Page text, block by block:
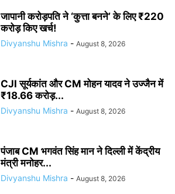
जापानी करोड़पति ने ‘कुत्ता बनने’ के लिए ₹220
करोड़ किए खर्च!
Divyanshu Mishra - August 8, 2026
CJI सूर्यकांत और CM मोहन यादव ने उज्जैन में
₹18.66 करोड़...
Divyanshu Mishra - August 8, 2026
पंजाब CM भगवंत सिंह मान ने दिल्ली में केंद्रीय
मंत्री मनोहर...
Divyanshu Mishra - August 8, 2026